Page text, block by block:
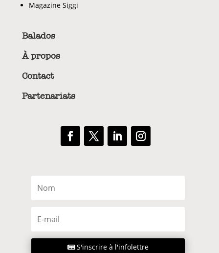
Magazine Siggi
Balados
À propos
Contact
Partenariats
S'inscrire à l'infolettre